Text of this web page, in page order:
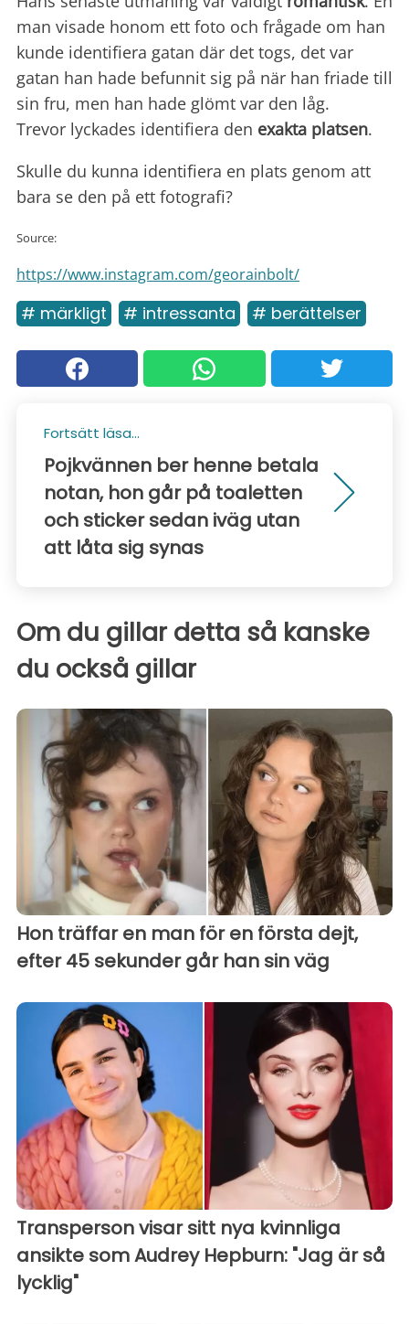
man visade honom ett foto och frågade om han
kunde identifiera gatan där det togs, det var
gatan han hade befunnit sig på när han friade till
sin fru, men han hade glömt var den låg.
Trevor lyckades identifiera den exakta platsen.
Skulle du kunna identifiera en plats genom att
bara se den på ett fotografi?
Source:
https://www.instagram.com/georainbolt/
# märkligt # intressanta # berättelser
Fortsätt läsa...
Pojkvännen ber henne betala
notan, hon går på toaletten
och sticker sedan iväg utan
att låta sig synas
Om du gillar detta så kanske
du också gillar
Hon träffar en man för en första dejt,
efter 45 sekunder går han sin väg
Transperson visar sitt nya kvinnliga
ansikte som Audrey Hepburn: "Jag är så
lycklig"